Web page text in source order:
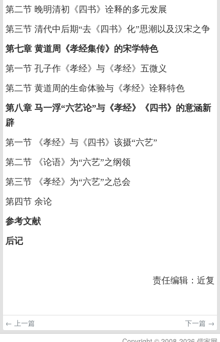
第二节 晚明清初《四书》诠释的多元发展
第三节 清代中后期“去《四书》化”思潮以及汉宋之争
第七章 黄道周《孝经集传》的宋学特色
第一节 孔子作《孝经》与《孝经》五微义
第二节 黄道周的生命体验与《孝经》诠释特色
第八章 马一浮“六艺论”与《孝经》《四书》的意涵新
辟
第一节 《孝经》与《四书》该摄“六艺”
第二节 《论语》为“六艺”之纲领
第三节 《孝经》为“六艺”之总会
第四节 余论
参考文献
后记
责任编辑：近复
← 上一篇
下一篇 →